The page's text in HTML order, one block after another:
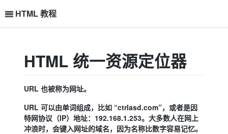
HTML 教程
HTML 统一资源定位器
URL 也被称为网址。
URL 可以由单词组成，比如 “ctrlasd.com”，或者是因
特网协议（IP）地址：192.168.1.253。大多数人在网上
冲浪时，会键入网址的域名，因为名称比数字容易记忆。